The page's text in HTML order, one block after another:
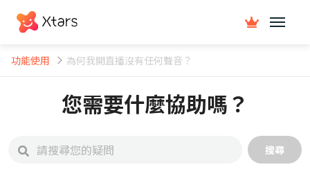
功能使用 為何我開直播沒有任何聲音？
您需要什麼協助嗎？
搜尋